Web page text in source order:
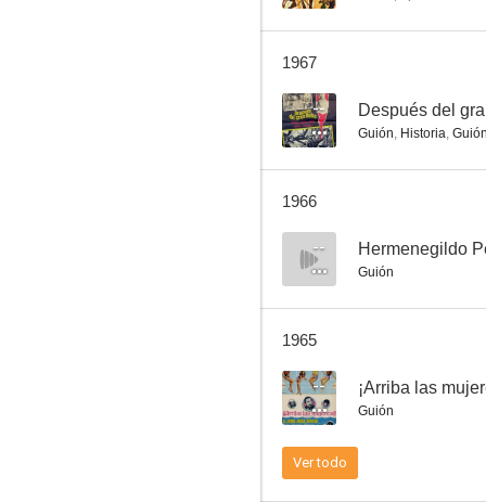
1967
-- Después del
Guión, Historia,
1966
-- Hermenegildo
Guión
1965
-- ¡Arriba las
Guión
Ver todo